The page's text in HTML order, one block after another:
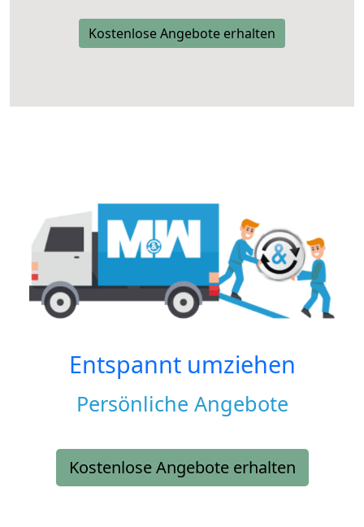
Kostenlose Angebote erhalten
Entspannt umziehen
Persönliche Angebote
Kostenlose Angebote erhalten